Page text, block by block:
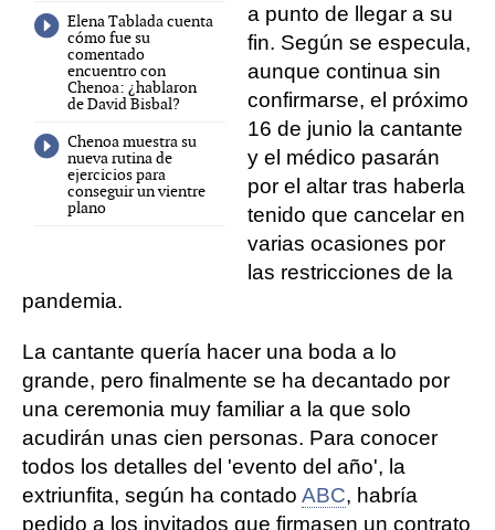
Elena Tablada cuenta
cómo fue su
comentado
encuentro con
Chenoa: ¿hablaron
de David Bisbal?
Chenoa muestra su
nueva rutina de
ejercicios para
conseguir un vientre
plano
a punto de llegar a su
fin. Según se especula,
aunque continua sin
confirmarse, el próximo
16 de junio la cantante
y el médico pasarán
por el altar tras haberla
tenido que cancelar en
varias ocasiones por
las restricciones de la
pandemia.
La cantante quería hacer una boda a lo
grande, pero finalmente se ha decantado por
una ceremonia muy familiar a la que solo
acudirán unas cien personas. Para conocer
todos los detalles del 'evento del año', la
extriunfita, según ha contado ABC, habría
pedido a los invitados que firmasen un contrato